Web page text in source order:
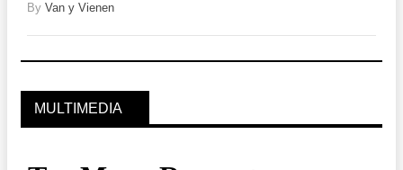
By Van y Vienen
MULTIMEDIA